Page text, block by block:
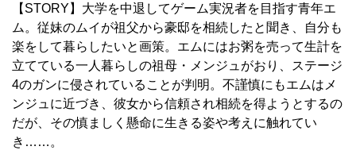
【STORY】大学を中退してゲーム実況者を目指す青年エ
ム。従妹のムイが祖父から豪邸を相続したと聞き、自分も
楽をして暮らしたいと画策。エムにはお粥を売って生計を
立てている一人暮らしの祖母・メンジュがおり、ステージ
4のガンに侵されていることが判明。不謹慎にもエムはメ
ンジュに近づき、彼女から信頼され相続を得ようとするの
だが、その慎ましく懸命に生きる姿や考えに触れてい
き……。